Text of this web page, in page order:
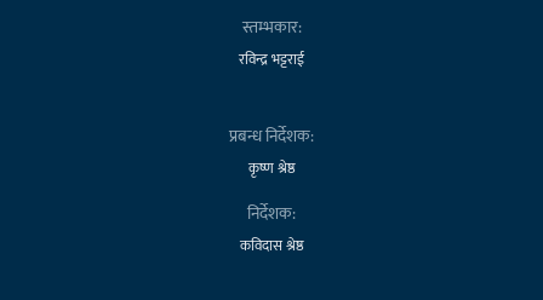
स्तम्भकार:
रविन्द्र भट्टराई
प्रबन्ध निर्देशक:
कृष्ण श्रेष्ठ
निर्देशक:
कविदास श्रेष्ठ